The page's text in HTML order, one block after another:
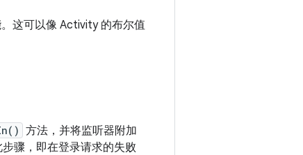
这可以像 Activity 的布尔值
方法，并将监听器附加
骤，即在登录请求的失败